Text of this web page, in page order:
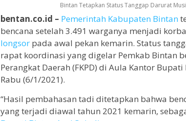
Bintan Tetapkan Status Tanggap Darurat
bentan.co.id – Pemerintah Kabupaten Bintan
bencana setelah 3.491 warganya menjadi
longsor pada awal pekan kemarin. Status
rapat koordinasi yang digelar Pemkab Bintan
Perangkat Daerah (FKPD) di Aula Kantor
Rabu (6/1/2021).
“Hasil pembahasan tadi ditetapkan bahwa
yang terjadi diawal tahun 2021 kemarin,